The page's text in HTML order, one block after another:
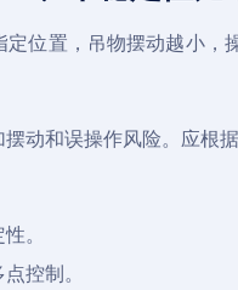
位置，吊物摆动越小
动和误操作风险。应根
。
控制。